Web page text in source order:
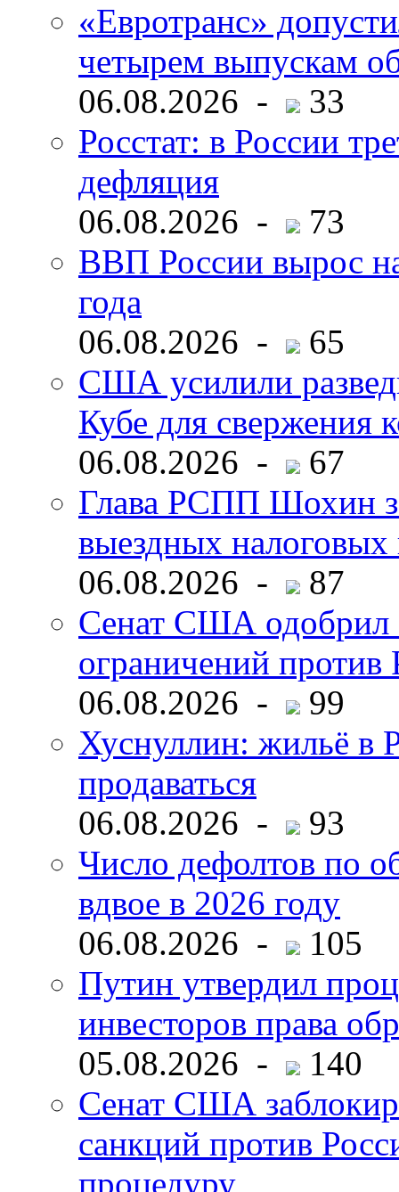
«Евротранс»
четырем выпускам
06.08.2026 -
33
Росстат: в России
дефляция
06.08.2026 -
73
ВВП России вырос
года
06.08.2026 -
65
США усилили
Кубе для свержения
06.08.2026 -
67
Глава РСПП Шохин
выездных налоговых
06.08.2026 -
87
Сенат США одобрил
ограничений
06.08.2026 -
99
Хуснуллин: жильё в
продаваться
06.08.2026 -
93
Число дефолтов по
вдвое в 2026 году
06.08.2026 -
105
Путин утвердил
инвесторов права
05.08.2026 -
140
Сенат США
санкций против
процедуру